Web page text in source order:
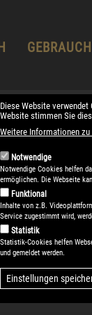
All-
seinem
Diese Website
Website stimmen Sie
Weitere Informationen
Notwendige
Notwendige Cookies helfen
ermöglichen. Die Webseite
Funktional
Inhalte von z.B.
Service zugestimmt wird,
Statistik
Statistik-Cookies helfen
und gemeldet werden.
Einstellungen